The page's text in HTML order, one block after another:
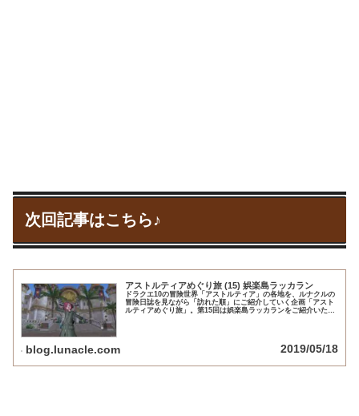
次回記事はこちら♪
アストルティアめぐり旅 (15) 娯楽島ラッカラン
ドラクエ10の冒険世界「アストルティア」の各地を、ルナクルの
冒険日誌を見ながら「訪れた順」にご紹介していく企画「アスト
ルティアめぐり旅」。第15回は娯楽島ラッカランをご紹介いたし
blog.lunacle.com 2019/05/18